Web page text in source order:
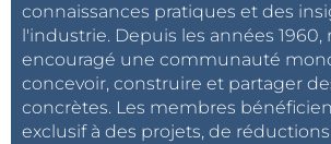
connaissances pratiques et des
l'industrie. Depuis les années 1960,
encouragé une communauté
concevoir, construire et partager
concrètes. Les membres
exclusif à des projets, de